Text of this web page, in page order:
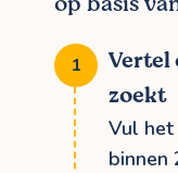
Vertel
zoekt
Vul het
binnen